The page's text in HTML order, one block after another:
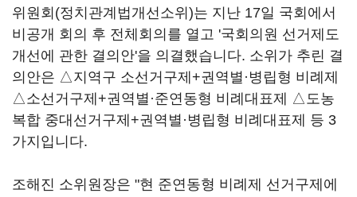
위원회(정치관계법개선소위)는 지난 17일 국회에서
비공개 회의 후 전체회의를 열고 '국회의원 선거제도
개선에 관한 결의안'을 의결했습니다. 소위가 추린 결
의안은 △지역구 소선거구제+권역별·병립형 비례제
△소선거구제+권역별·준연동형 비례대표제 △도농
복합 중대선거구제+권역별·병립형 비례대표제 등 3
가지입니다.
조해진 소위원장은 "현 준연동형 비례제 선거구제에